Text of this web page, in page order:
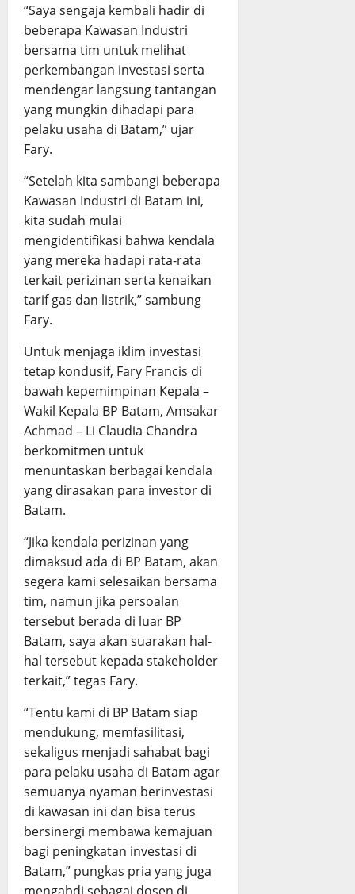
“Saya sengaja kembali hadir di
beberapa Kawasan Industri
bersama tim untuk melihat
perkembangan investasi serta
mendengar langsung tantangan
yang mungkin dihadapi para
pelaku usaha di Batam,” ujar
Fary.
“Setelah kita sambangi beberapa
Kawasan Industri di Batam ini,
kita sudah mulai
mengidentifikasi bahwa kendala
yang mereka hadapi rata-rata
terkait perizinan serta kenaikan
tarif gas dan listrik,” sambung
Fary.
Untuk menjaga iklim investasi
tetap kondusif, Fary Francis di
bawah kepemimpinan Kepala –
Wakil Kepala BP Batam, Amsakar
Achmad – Li Claudia Chandra
berkomitmen untuk
menuntaskan berbagai kendala
yang dirasakan para investor di
Batam.
“Jika kendala perizinan yang
dimaksud ada di BP Batam, akan
segera kami selesaikan bersama
tim, namun jika persoalan
tersebut berada di luar BP
Batam, saya akan suarakan hal-
hal tersebut kepada stakeholder
terkait,” tegas Fary.
“Tentu kami di BP Batam siap
mendukung, memfasilitasi,
sekaligus menjadi sahabat bagi
para pelaku usaha di Batam agar
semuanya nyaman berinvestasi
di kawasan ini dan bisa terus
bersinergi membawa kemajuan
bagi peningkatan investasi di
Batam,” pungkas pria yang juga